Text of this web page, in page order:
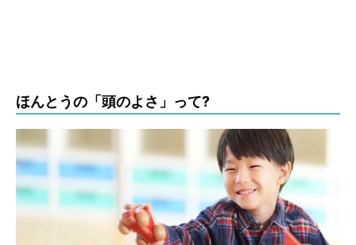
ほんとうの「頭のよさ」って?